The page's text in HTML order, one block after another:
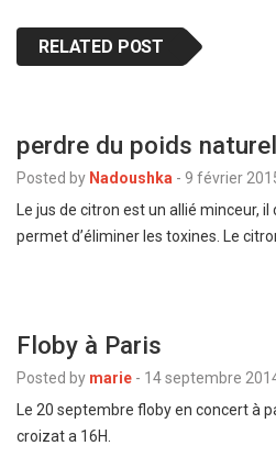
RELATED POST
perdre du poids
Posted by Nadoushka - 9 février
Le jus de citron est un allié minceur,
permet d’éliminer les toxines. Le
Floby à Paris
Posted by marie - 14 septembre
Le 20 septembre floby en concert à
croizat a 16H.